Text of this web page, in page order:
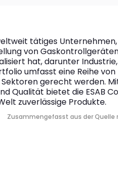
tätiges
von
hat, darunter
umfasst eine Reihe von
gerecht werden.
Qualität bietet die ESAB
zuverlässige Produkte.
Zusammengefasst aus der Quelle